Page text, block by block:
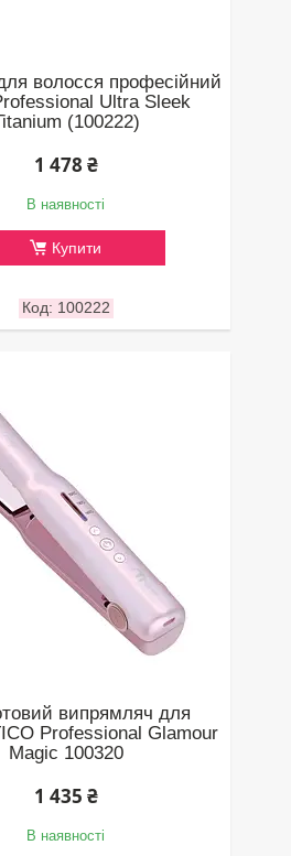
волосся професійний
Ultra Sleek
(100222)
1 478 ₴
В наявності
Купити
100222
випрямляч для
Professional Glamour
Magic 100320
1 435 ₴
В наявності